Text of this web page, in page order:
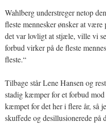
Wahlberg understreger netop
fleste mennesker ønsker at
det var lovligt at stjæle, ville vi
forbud virker på de fleste
fleste.“
Tilbage står Lene Hansen og
stadig kæmper for et forbud
kæmpet for det her i flere år, så
skuffede og desillusionerede på